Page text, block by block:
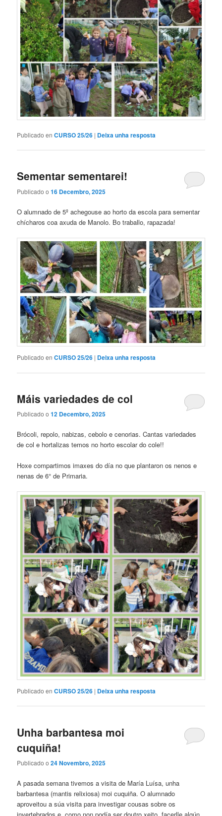
Publicado en CURSO 25/26 | Deixa unha resposta
Sementar sementarei!
Publicado o16 Decembro, 2025
O alumnado de 5º achegouse ao horto da escola para sementar
chícharos coa axuda de Manolo. Bo traballo, rapazada!
Publicado en CURSO 25/26 | Deixa unha resposta
Máis variedades de col
Publicado o12 Decembro, 2025
Brócoli, repolo, nabizas, cebolo e cenorias. Cantas variedades
de col e hortalizas temos no horto escolar do cole!!
Hoxe compartimos imaxes do día no que plantaron os nenos e
nenas de 6° de Primaria.
Publicado en CURSO 25/26 | Deixa unha resposta
Unha barbantesa moi
cuquiña!
Publicado o24 Novembro, 2025
A pasada semana tivemos a visita de María Luísa, unha
barbantesa (mantis relixiosa) moi cuquiña. O alumnado
aproveitou a súa visita para investigar cousas sobre os